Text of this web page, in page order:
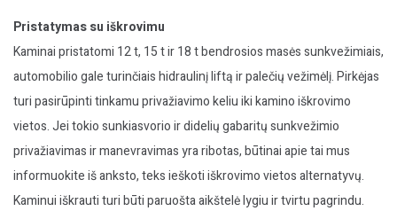
Pristatymas su iškrovimu
Kaminai pristatomi 12 t, 15 t ir 18 t bendrosios masės sunkvežimiais,
automobilio gale turinčiais hidraulinį liftą ir palečių vežimėlį. Pirkėjas
turi pasirūpinti tinkamu privažiavimo keliu iki kamino iškrovimo
vietos. Jei tokio sunkiasvorio ir didelių gabaritų sunkvežimio
privažiavimas ir manevravimas yra ribotas, būtinai apie tai mus
informuokite iš anksto, teks ieškoti iškrovimo vietos alternatyvų.
Kaminui iškrauti turi būti paruošta aikštelė lygiu ir tvirtu pagrindu.